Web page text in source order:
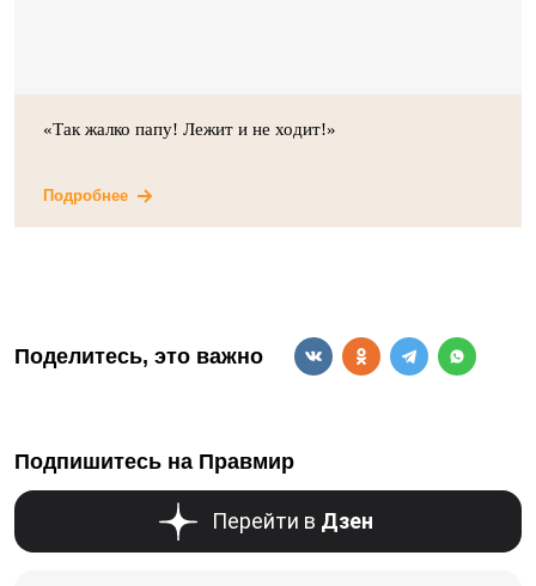
«Так жалко папу! Лежит и не ходит!»
Подробнее
Поделитесь, это важно
Подпишитесь на Правмир
Перейти в Дзен